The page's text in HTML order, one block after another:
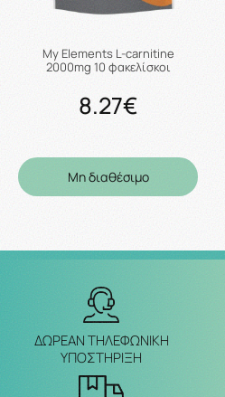
My Elements L-carnitine
2000mg 10 φακελίσκοι
8.27€
Μη διαθέσιμο
ΔΩΡΕΑΝ ΤΗΛΕΦΩΝΙΚΗ
ΥΠΟΣΤΗΡΙΞΗ